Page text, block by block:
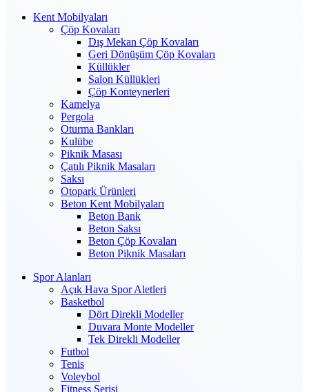
Kent Mobilyaları
Çöp Kovaları
Dış Mekan Çöp Kovaları
Geri Dönüşüm Çöp Kovaları
Küllükler
Salon Küllükleri
Çöp Konteynerleri
Kamelya
Pergola
Oturma Bankları
Kulübe
Piknik Masası
Çatılı Piknik Masaları
Saksı
Otopark Ürünleri
Beton Kent Mobilyaları
Beton Bank
Beton Saksı
Beton Çöp Kovaları
Beton Piknik Masaları
Spor Alanları
Açık Hava Spor Aletleri
Basketbol
Dört Direkli Modeller
Duvara Monte Modeller
Tek Direkli Modeller
Futbol
Tenis
Voleybol
Fitness Serisi